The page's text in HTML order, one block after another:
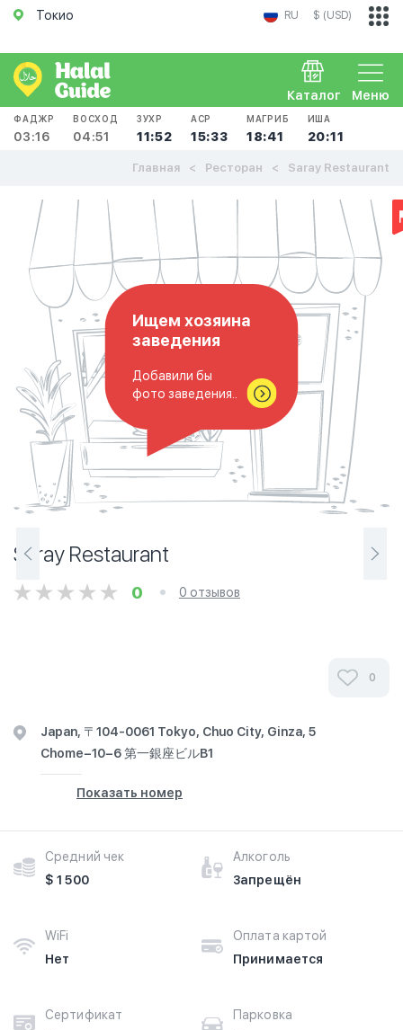
Токио RU $ (USD)
Меню
Каталог
ФАДЖР
03:16
ВОСХОД
04:51
ЗУХР
11:52
АСР
15:33
МАГРИБ
18:41
ИША
20:11
Главная Ресторан Saray Restaurant
Ищем хозяина
заведения
Добавили бы
фото заведения..
Saray Restaurant
0 0 отзывов
0
Japan, 〒104-0061 Tokyo, Chuo City, Ginza, 5
Chome−10−6 第一銀座ビルB1
Показать номер
Средний чек
$ 1 500
Алкоголь
Запрещён
WiFi
Нет
Оплата картой
Принимается
Сертификат
Парковка